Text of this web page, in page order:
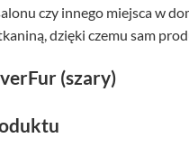
czy innego miejsca w
dzięki czemu sam
(szary)